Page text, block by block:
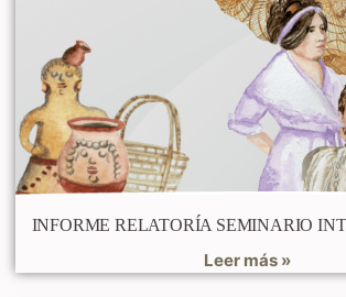
INFORME RELATORÍA SEMINARIO
Leer más »